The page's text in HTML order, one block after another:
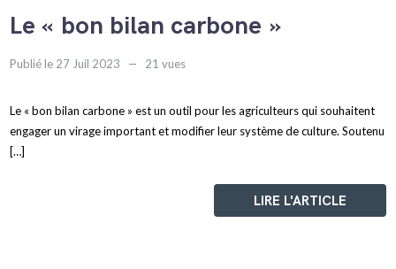
Le « bon bilan carbone »
Publié le 27 Juil 2023 21 vues
Le « bon bilan carbone » est un outil pour les agriculteurs qui souhaitent
engager un virage important et modifier leur système de culture. Soutenu
[…]
LIRE L'ARTICLE